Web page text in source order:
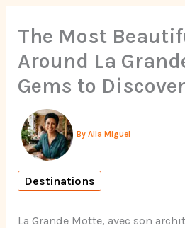
The Most
Around La
Gems to Discover
ByAlla Miguel
Destinations
La Grande Motte, avec son